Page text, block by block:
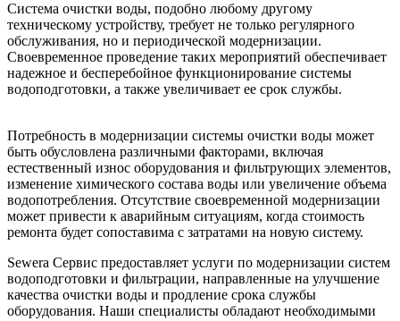
Система очистки воды, подобно любому другому
техническому устройству, требует не только регулярного
обслуживания, но и периодической модернизации.
Своевременное проведение таких мероприятий обеспечивает
надежное и бесперебойное функционирование системы
водоподготовки, а также увеличивает ее срок службы.
Потребность в модернизации системы очистки воды может
быть обусловлена различными факторами, включая
естественный износ оборудования и фильтрующих элементов,
изменение химического состава воды или увеличение объема
водопотребления. Отсутствие своевременной модернизации
может привести к аварийным ситуациям, когда стоимость
ремонта будет сопоставима с затратами на новую систему.
Sewera Сервис предоставляет услуги по модернизации систем
водоподготовки и фильтрации, направленные на улучшение
качества очистки воды и продление срока службы
оборудования. Наши специалисты обладают необходимыми